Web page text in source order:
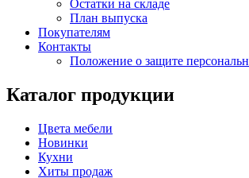
Остатки на складе
План выпуска
Покупателям
Контакты
Положение о защите
Каталог продукции
Цвета мебели
Новинки
Кухни
Хиты продаж